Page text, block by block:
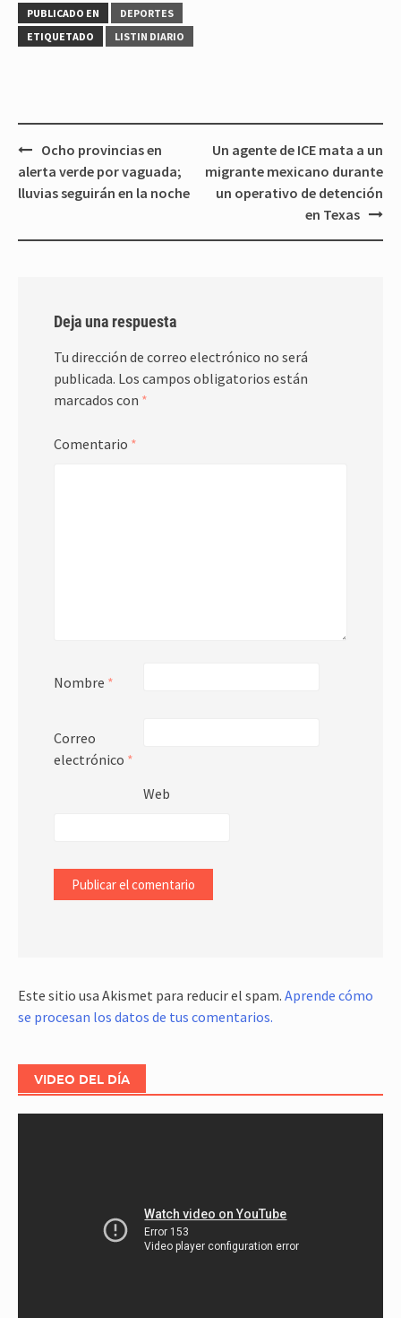
PUBLICADO EN
DEPORTES
ETIQUETADO
LISTIN DIARIO
Navegación
de
entradas
Ocho provincias en
alerta verde por vaguada;
lluvias seguirán en la noche
Un agente de ICE mata a un
migrante mexicano durante
un operativo de detención
en Texas
Deja una respuesta
Tu dirección de correo electrónico no será
publicada. Los campos obligatorios están
marcados con *
Comentario *
Nombre *
Correo
electrónico *
Web
Este sitio usa Akismet para reducir el spam. Aprende cómo
se procesan los datos de tus comentarios.
VIDEO DEL DÍA